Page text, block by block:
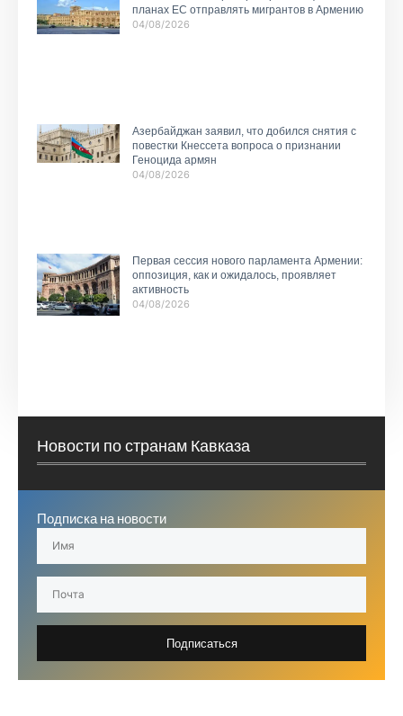
планах ЕС отправлять мигрантов в Армению
04/08/2026
Азербайджан заявил, что добился снятия с
повестки Кнессета вопроса о признании
Геноцида армян
04/08/2026
Первая сессия нового парламента Армении:
оппозиция, как и ожидалось, проявляет
активность
04/08/2026
Новости по странам Кавказа
Подписка на новости
Подписаться